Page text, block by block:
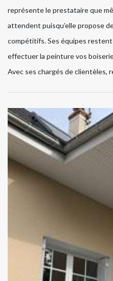
représente le prestataire que
attendent puisqu’elle propose
compétitifs. Ses équipes
effectuer la peinture vos
Avec ses chargés de clientèles,